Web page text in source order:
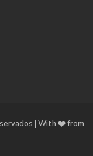
| With ❤️ from